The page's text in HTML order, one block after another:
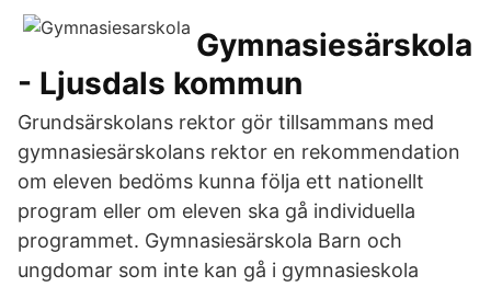
Gymnasiesärskola
- Ljusdals kommun
Grundsärskolans rektor gör tillsammans med
gymnasiesärskolans rektor en rekommendation
om eleven bedöms kunna följa ett nationellt
program eller om eleven ska gå individuella
programmet. Gymnasiesärskola Barn och
ungdomar som inte kan gå i gymnasieskola